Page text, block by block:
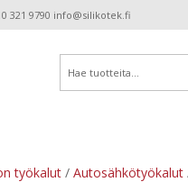
321 9790 info@silikotek.fi
työkalut /Autosähkötyökalut